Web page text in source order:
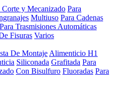
Corte y Mecanizado Para
Multiuso Para Cadenas
Para Trasmisiones Automáticas
Fisuras Varios
De Montaje Alimenticio H1
Siliconada Grafitada Para
Con Bisulfuro Fluoradas Para